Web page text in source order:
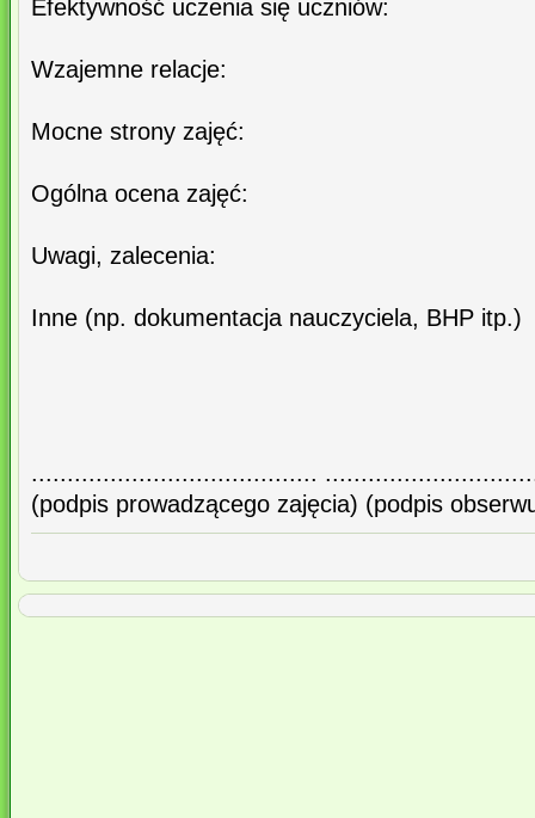
Efektywność uczenia się uczniów:
Wzajemne relacje:
Mocne strony zajęć:
Ogólna ocena zajęć:
Uwagi, zalecenia:
Inne (np. dokumentacja nauczyciela, BHP itp.)
........................................
(podpis prowadzącego zajęcia) (podpis